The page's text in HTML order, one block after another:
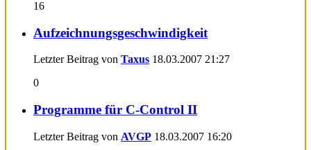
16
Aufzeichnungsgeschwindigkeit
Letzter Beitrag von Taxus 18.03.2007 21:27
0
Programme für C-Control II
Letzter Beitrag von AVGP 18.03.2007 16:20